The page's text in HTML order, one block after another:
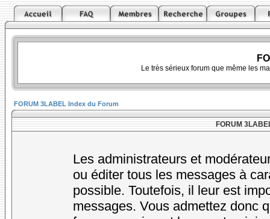
Le très sérieux forum que même les
FORUM 3LABEL Index du Forum
FORUM
Les administrateurs et
ou éditer tous les messages à
possible. Toutefois, il leur est
messages. Vous admettez donc